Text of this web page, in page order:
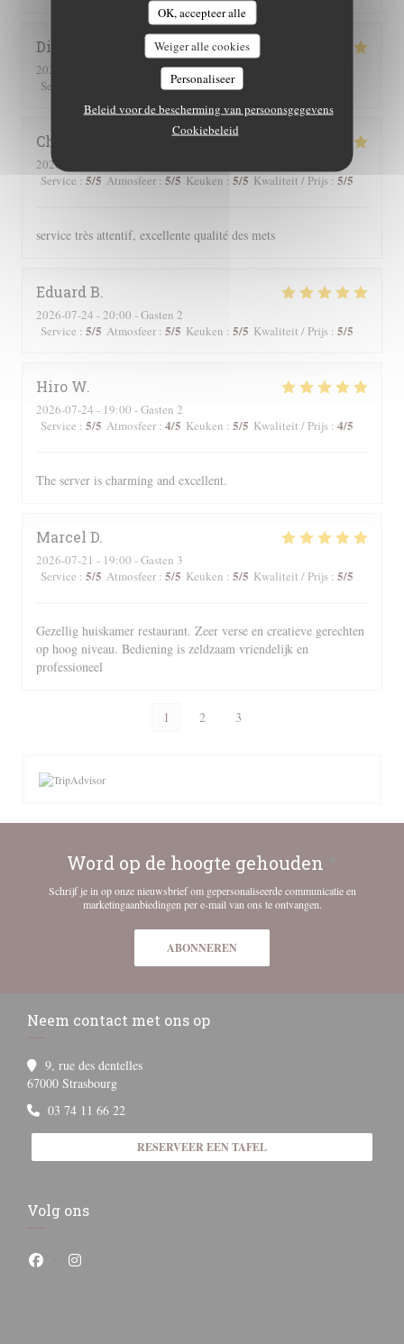
OK, accepteer alle
Weiger alle cookies
Personaliseer
Beleid voor de bescherming van persoonsgegevens
Cookiebeleid
Didier
2026-07-16
- 19:00 - Gasten 4
Service
:5/5 Keuken:5/5
Christine
2026-07-24
Service:5/5 Atmosfeer:5/5 Keuken:5/5 Kwaliteit / Prijs: 5/5
service très attentif, excellente qualité des mets
Eduard B
2026-07-24 - 20:00 - Gasten 2
Service : 5/5 Atmosfeer : 5/5 Keuken : 5/5 Kwaliteit / Prijs : 5/5
Hiro W
2026-07-24 - 19:00 - Gasten 2
Service : 5/5 Atmosfeer : 4/5 Keuken : 5/5 Kwaliteit / Prijs : 4/5
The server is charming and excellent.
Marcel D
2026-07-21 - 19:00 - Gasten 3
Service : 5/5 Atmosfeer : 5/5 Keuken : 5/5 Kwaliteit / Prijs : 5/5
Gezellig huiskamer restaurant. Zeer verse en creatieve gerechten
op hoog niveau. Bediening is zeldzaam vriendelijk en
professioneel
1 2 3
Word op de hoogte gehouden
Schrijf je in op onze nieuwsbrief om gepersonaliseerde communicatie en
marketingaanbiedingen per e-mail van ons te ontvangen.
ABONNEREN
Neem contact met ons op
9, rue des dentelles
67000 Strasbourg((opent in een nieuw venster))
03 74 11 66 22
RESERVEER EEN TAFEL
Volg ons
Facebook ((opent in een nieuw venster))
Instagram ((opent in een nieuw venster))